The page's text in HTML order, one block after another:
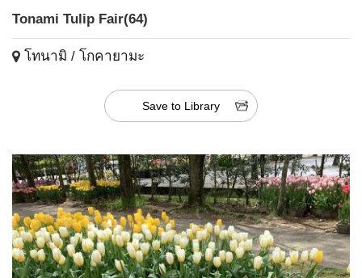
Tonami Tulip Fair(64)
โทนามิ / โกคายามะ
Save to Library